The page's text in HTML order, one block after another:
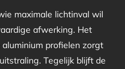
maximale lichtinval wil
afwerking. Het
profielen zorgt
Tegelijk blijft de